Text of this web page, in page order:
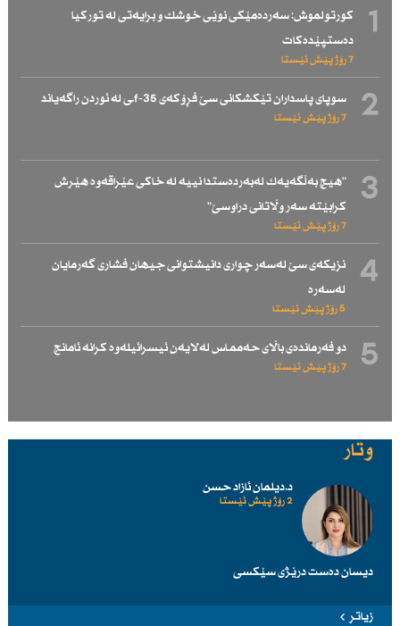
1
كورتولموش: سەردەمێكی نوێی خوشك و برایەتی لە توركیا
دەستپێدەكات
7 رۆژ پێش ئێستا
2 سوپای پاسداران تێكشكانی سێ فڕۆكەی f-35ـی لە ئوردن راگەیاند
7 رۆژ پێش ئێستا
3
"هیچ بەڵگەیەك لەبەردەستدا نییە لە خاكی عێراقەوە هێرش
كرابێتە سەر وڵاتانی دراوسێ"
7 رۆژ پێش ئێستا
4
نزیكەی سێ لەسەر چواری دانیشتوانی جیهان فشاری گەرمایان
لەسەرە
5 رۆژ پێش ئێستا
5 دو فەرماندەی باڵای حەممـاس لەلایەن ئیسرائیلەوە كرانە ئامانج
7 رۆژ پێش ئێستا
وتار
د.دیلمان ئازاد حسن
2 رۆژ پێش ئێستا
دیسان دەست درێژی سێكسی
زیاتر